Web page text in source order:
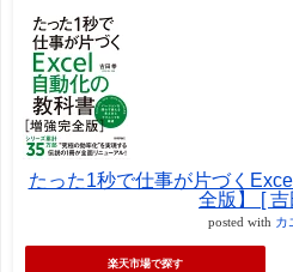
たった1秒で仕事が片づく
全版】 [ 吉
posted with カ
楽天市場で探す